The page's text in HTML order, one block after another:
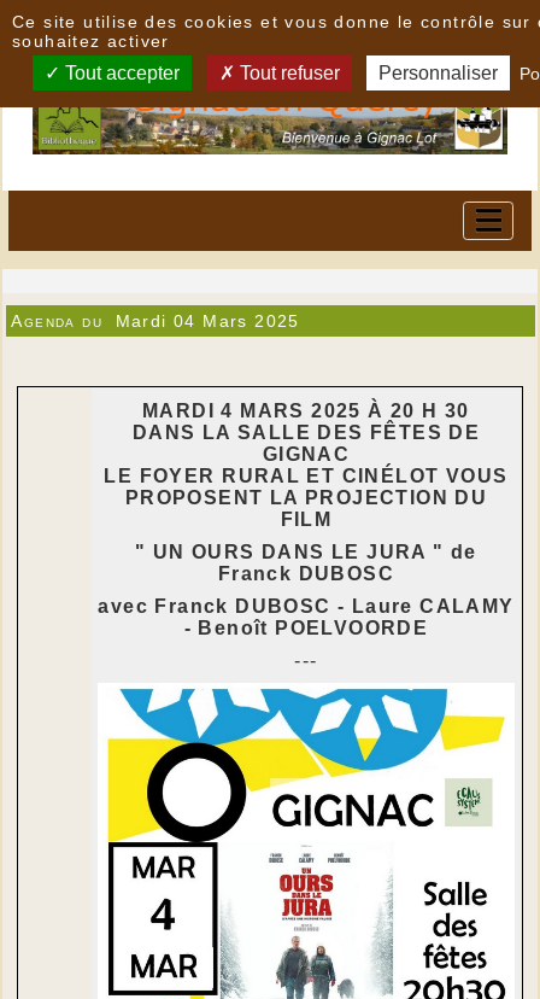
Agenda du Mardi 04 Mars 2025
MARDI 4 MARS 2025 À 20 H 30
DANS LA SALLE DES FÊTES DE
GIGNAC
LE FOYER RURAL ET CINÉLOT VOUS
PROPOSENT LA PROJECTION DU
FILM
" UN OURS DANS LE JURA " de
Franck DUBOSC
avec Franck DUBOSC - Laure CALAMY
- Benoît POELVOORDE
---
Ce site utilise des cookies et vous donne le contrôle sur
souhaitez activer
Tout accepter Tout refuser Personnaliser